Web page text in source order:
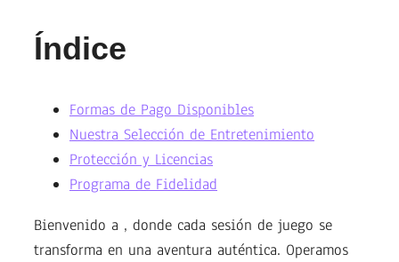
Índice
Formas de Pago Disponibles
Nuestra Selección de Entretenimiento
Protección y Licencias
Programa de Fidelidad
Bienvenido a , donde cada sesión de juego se
transforma en una aventura auténtica. Operamos